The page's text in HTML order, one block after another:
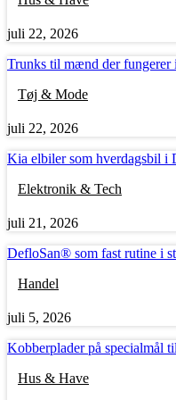
juli 22, 2026
Trunks til mænd der fungerer
Tøj & Mode
juli 22, 2026
Kia elbiler som hverdagsbil i
Elektronik & Tech
juli 21, 2026
DefloSan® som fast rutine i
Handel
juli 5, 2026
Kobberplader på specialmål
Hus & Have